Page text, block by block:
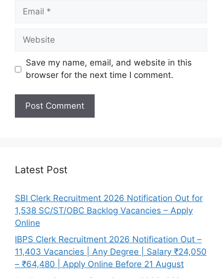
Email
Website
Save my name, email, and website in this
browser for the next time I comment.
Latest Post
SBI Clerk Recruitment 2026 Notification Out for
1,538 SC/ST/OBC Backlog Vacancies – Apply
Online
IBPS Clerk Recruitment 2026 Notification Out –
11,403 Vacancies | Any Degree | Salary ₹24,050
– ₹64,480 | Apply Online Before 21 August